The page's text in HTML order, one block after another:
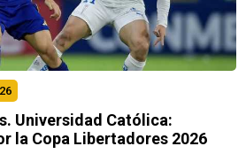
Universidad Católica:
la Copa Libertadores 2026